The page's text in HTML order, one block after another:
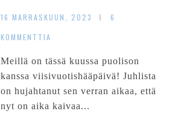
PESETYKSEEN
16 MARRASKUUN, 2023
6
KOMMENTTIA
Meillä on tässä kuussa puolison
kanssa viisivuotishääpäivä! Juhlista
on hujahtanut sen verran aikaa, että
nyt on aika kaivaa...